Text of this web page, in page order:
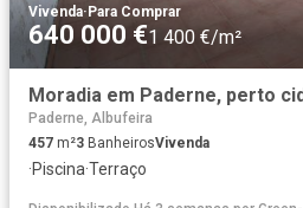
Vivenda· Para Comprar
640 000 €1 400 €/m²
Paderne, Albufeira
457 m²3 BanheirosVivenda
·Piscina·Terraço